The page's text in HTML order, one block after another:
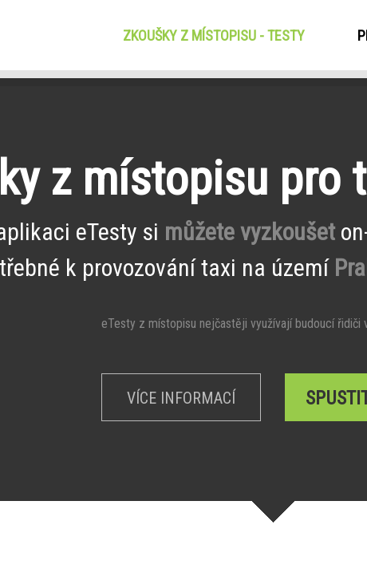
ZKOUŠKY Z MÍSTOPISU - TESTY
z místopisu pro
eTesty si můžete vyzkoušet
k provozování taxi na území
eTesty z místopisu nejčastěji využívají budoucí řidiči
VÍCE INFORMACÍ